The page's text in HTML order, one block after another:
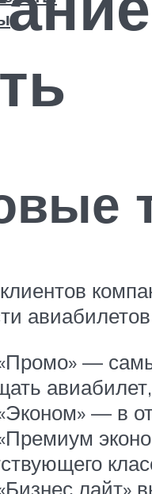
—
— в
лайт»